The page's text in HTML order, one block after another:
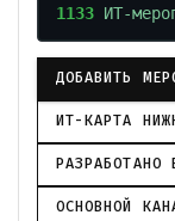
1133 ИТ-
ДОБАВИТЬ
ИТ-КАРТА
РАЗРАБОТАНО
ОСНОВНОЙ